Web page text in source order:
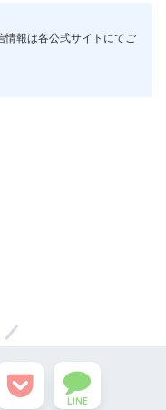
情報は各公式サイトにてご
LINE